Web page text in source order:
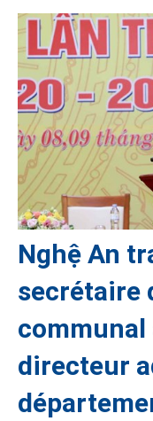
Nghệ An
secrétaire
communal
directeur